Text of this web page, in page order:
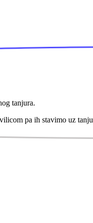
tanjura.
pa ih stavimo uz